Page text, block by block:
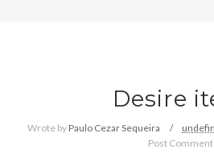
Desire
Wrote by Paulo Cezar Sequeira
Post Comment